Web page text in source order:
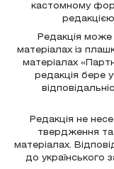
кастомному
Редакція може
матеріалах із
матеріалах
редакція бере
Редакція не
твердження та
матеріалах.
до українського